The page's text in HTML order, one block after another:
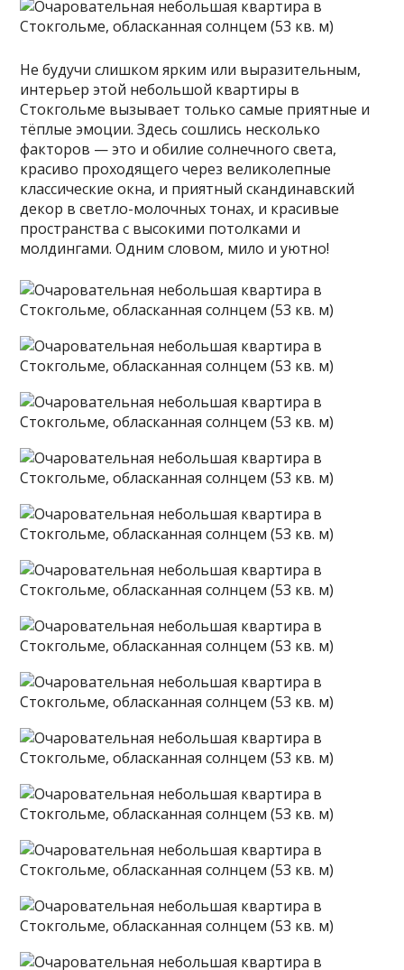
Не будучи слишком ярким или выразительным,
интерьер этой небольшой квартиры в
Стокгольме вызывает только самые приятные и
тёплые эмоции. Здесь сошлись несколько
факторов — это и обилие солнечного света,
красиво проходящего через великолепные
классические окна, и приятный скандинавский
декор в светло-молочных тонах, и красивые
пространства с высокими потолками и
молдингами. Одним словом, мило и уютно!